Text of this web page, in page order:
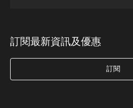
訂閱最新資訊及優惠
訂閱